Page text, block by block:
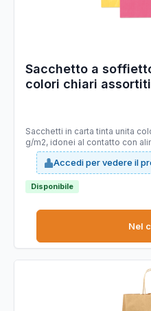
Sacchetto a
colori chiari
Sacchetti in carta tinta unita
g/m2, idonei al contatto con
Accedi per vedere il
Disponibile
Nel